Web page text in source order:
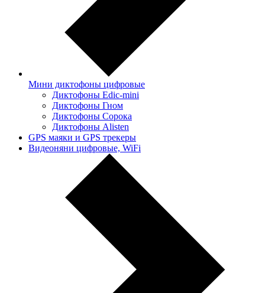
Мини диктофоны цифровые
Диктофоны Edic-mini
Диктофоны Гном
Диктофоны Сорока
Диктофоны Alisten
GPS маяки и GPS трекеры
Видеоняни цифровые, WiFi